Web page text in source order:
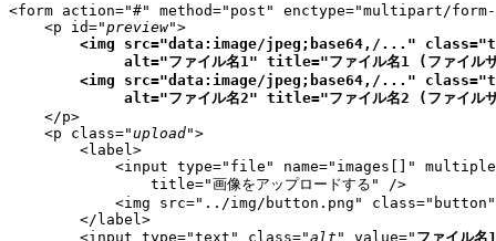
<form action="#" method="post" enctype="multipart/
    <p id="
preview">
<img src="data:image/jpeg;base64,/..."
alt="ファイル名1" title="ファイル名1 (ファイル
<img src="data:image/jpeg;base64,/..."
alt="ファイル名2" title="ファイル名2 (ファイル
    </p>
    <p class="
upload">
        <label>
<input type="file" name="images[]"
                title="画像をアップロードする" />
<img src="../img/button.png"
        </label>
        <input type="text" class="
alt " value=" ファイル